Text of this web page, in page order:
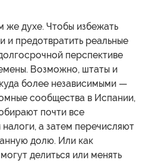
же духе. Чтобы избежать
и предотвратить реальные
перспективе
Возможно, штаты и
более независимыми —
сообщества в Испании,
почти все
а затем перечисляют
долю. Или как
делиться или менять